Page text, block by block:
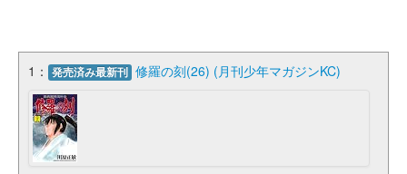
1： 発売済み最新刊 修羅の刻(26) (月刊少年マガジンKC)